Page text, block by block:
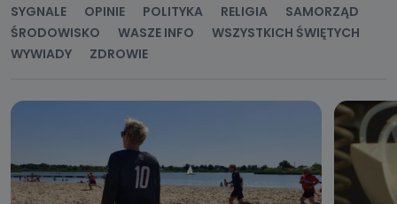
SYGNALE
OPINIE POLITYKA RELIGIA
SAMORZĄD
ŚRODOWISKO
WASZE INFO
WSZYSTKICH ŚWIĘTYCH
WYWIADY
ZDROWIE